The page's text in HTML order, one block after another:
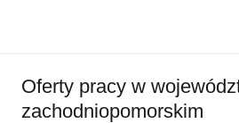
Oferty pracy w
zachodniopomorskim